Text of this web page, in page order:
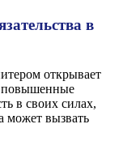
в
открывает
повышенные
в своих силах,
может вызвать